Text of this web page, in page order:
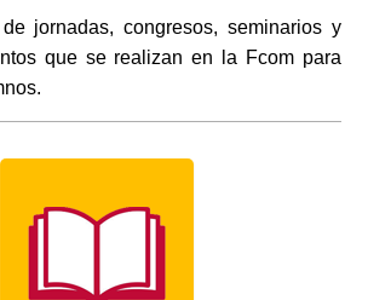
jornadas, congresos, seminarios y
que se realizan en la Fcom para